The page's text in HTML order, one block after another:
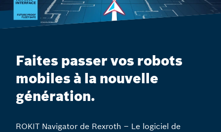
Faites passer vos robots
mobiles à la nouvelle
génération.
ROKIT Navigator de Rexroth – Le logiciel de